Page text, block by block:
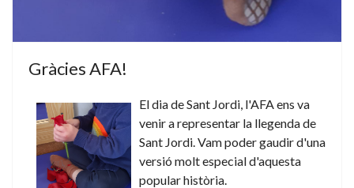
Gràcies AFA!
El dia de Sant Jordi, l'AFA ens va
venir a representar la llegenda de
Sant Jordi. Vam poder gaudir d'una
versió molt especial d'aquesta
popular història.